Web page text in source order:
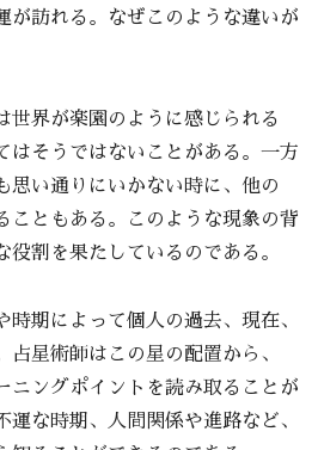
が訪れる。なぜこのような違いが
世界が楽園のように感じられる
はそうではないことがある。一方
思い通りにいかない時に、他の
こともある。このような現象の背
割を果たしているのである。
時期によって個人の過去、現在、
星術師はこの星の配置から、
ニングポイントを読み取ることが
運な時期、人間関係や進路など、